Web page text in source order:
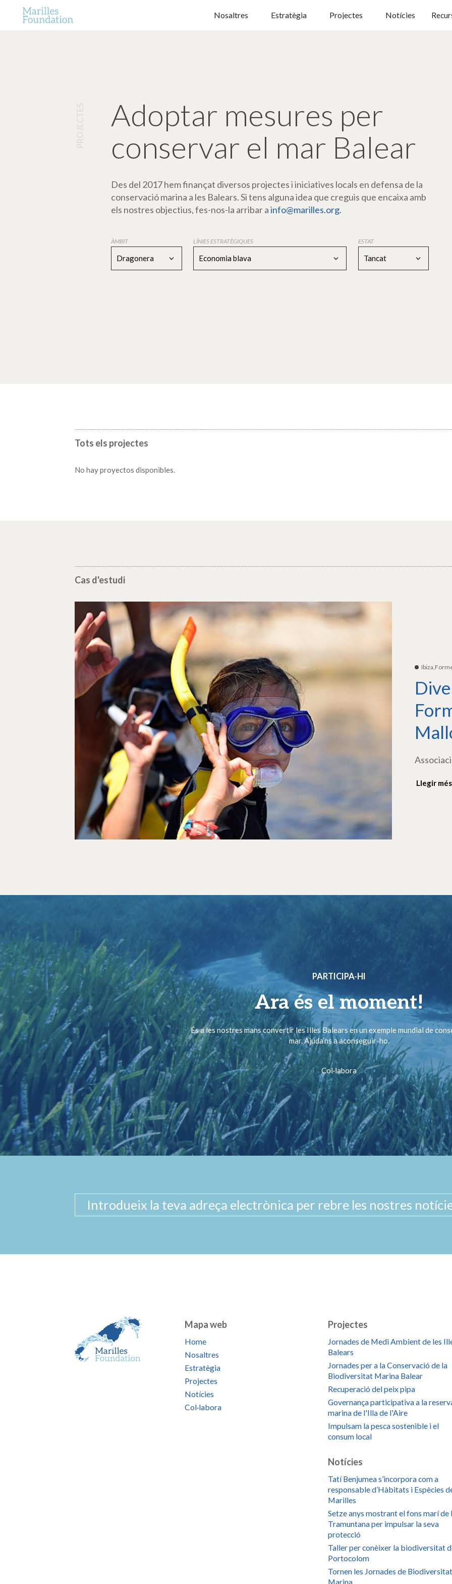
Nosaltres Estratègia Projectes Notícies
Adoptar mesures per
conservar el mar Balear
Des del 2017 hem finançat diversos projectes i iniciatives locals en defensa de la
conservació marina a les Balears. Si tens alguna idea que creguis que encaixa amb
els nostres objectius, fes-nos-la arribar ainfo@marilles.org.
ÀMBIT
Dragonera
LÍNIES ESTRATÈGIQUES
Economia blava
ESTAT
Tancat
Tots els projectes
No hay proyectos disponibles.
Cas d'estudi
Llegir més
PARTICIPA-HI
Ara és el moment!
És a les nostres mans convertir les Illes Balears en un exemple mundial de
mar. Ajuda’ns a aconseguir-ho.
Col·labora
Mapa web
Home
Nosaltres
Estratègia
Projectes
Notícies
Col·labora
Projectes
Jornades de Medi Ambient de les
Balears
Jornades per a la Conservació de la
Biodiversitat Marina Balear
Recuperació del peix pipa
Governança participativa a la
marina de l'Illa de l'Aire
Impulsam la pesca sostenible i el
consum local
Notícies
Tatí Benjumea s’incorpora com a
responsable d’Hàbitats i Espècies
Marilles
Setze anys mostrant el fons marí de
Tramuntana per impulsar la seva
protecció
Taller per conèixer la biodiversitat
Portocolom
Tornen les Jornades de Biodiversitat
Marina